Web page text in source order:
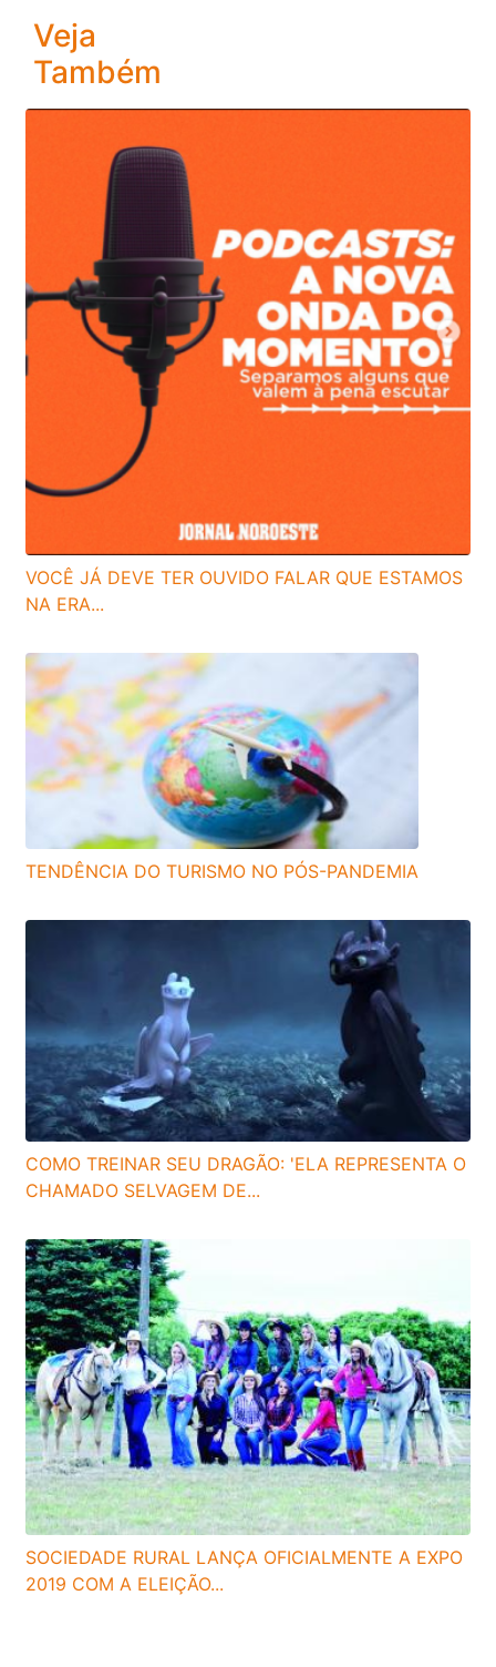
Veja
Também
VOCÊ JÁ DEVE TER OUVIDO FALAR QUE ESTAMOS
NA ERA...
TENDÊNCIA DO TURISMO NO PÓS-PANDEMIA
COMO TREINAR SEU DRAGÃO: 'ELA REPRESENTA O
CHAMADO SELVAGEM DE...
SOCIEDADE RURAL LANÇA OFICIALMENTE A EXPO
2019 COM A ELEIÇÃO...